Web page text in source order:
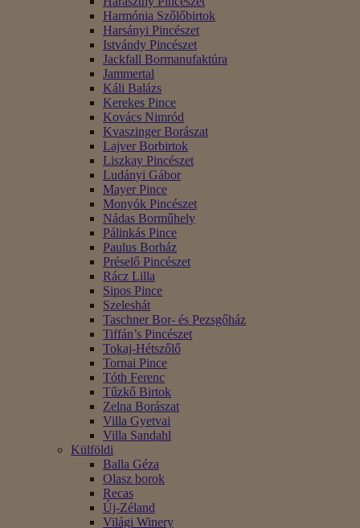
Harmónia Szőlőbirtok
Harsányi Pincészet
Istvándy Pincészet
Jackfall Bormanufaktúra
Jammertal
Káli Balázs
Kerekes Pince
Kovács Nimród
Kvaszinger Borászat
Lajver Borbirtok
Liszkay Pincészet
Ludányi Gábor
Mayer Pince
Monyók Pincészet
Nádas Borműhely
Pálinkás Pince
Paulus Borház
Préselő Pincészet
Rácz Lilla
Sipos Pince
Szeleshát
Taschner Bor- és Pezsgőház
Tiffán’s Pincészet
Tokaj-Hétszőlő
Tornai Pince
Tóth Ferenc
Tűzkő Birtok
Zelna Borászat
Villa Gyetvai
Villa Sandahl
Külföldi
Balla Géza
Olasz borok
Recas
Új-Zéland
Világi Winery